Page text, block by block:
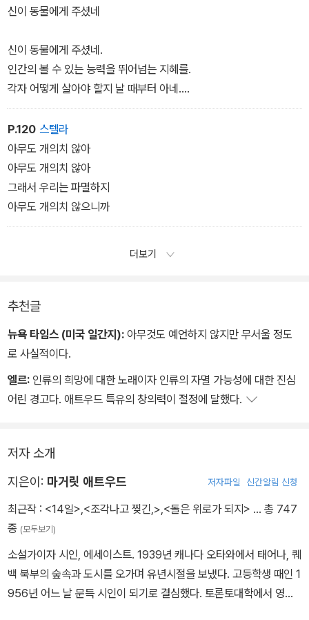
신이 동물에게 주셨네
신이 동물에게 주셨네.
인간의 볼 수 있는 능력을 뛰어넘는 지혜를.
각자 어떻게 살아야 할지 날 때부터 아네.
인간은 피땀 흘려 배워야 하는데.
교과서가 전혀 필요 없는 녀석들
신이 그들의 정신과 영혼을 밝히네.
햇살이 벌들에게 콧노래를 시키고
축축한 흙은 두더지에게 속삭이네.
각자 이 땅에 있는 달콤한 음식을 즐기네.
누구 하나 자신의 잠자리를 더럽히지 않네.
뱀은 번쩍이는 화살
그가 느끼는 이 땅의 섬세한 진동
갑옷처럼 반짝이는 온몸을 통하여
구불거리는 등뼈를 따라 흐르네.
전체를 모두 감지할 텐데.
분별 있는 두뇌뿐만 아니라
- 「신의 정원사들이 즐겨 부르는 찬양집」에서
P.120 스텔라
아무도 개의치 않아
아무도 개의치 않아
그래서 우리는 파멸하지
아무도 개의치 않으니까
더보기
추천글
뉴욕 타임스 (미국 일간지): 아무것도 예언하지 않지만 무서울 정도
로 사실적이다.
엘르: 인류의 희망에 대한 노래이자 인류의 자멸 가능성에 대한 진심
어린 경고다. 애트우드 특유의 창의력이 절정에 달했다.
저자 소개
지은이: 마거릿 애트우드 저자파일 신간알림 신청
최근작 : <14일> <조각나고 찢긴,> <돌은 위로가 되지> … 총 747
종 (모두보기)
소설가이자 시인, 에세이스트. 1939년 캐나다 오타와에서 태어나, 퀘
백 북부의 숲속과 도시를 오가며 유년시절을 보냈다. 고등학생 때인 1
956년 어느 날 문득 시인이 되기로 결심했다. 토론토대학에서 영문